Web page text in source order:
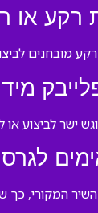
רקע או
מובחנים
ישר לביצוע או
המקורי, כך